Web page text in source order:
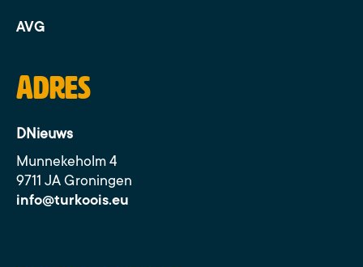
AVG
Adres
DNieuws
Munnekeholm 4
9711 JA Groningen
info@turkoois.eu